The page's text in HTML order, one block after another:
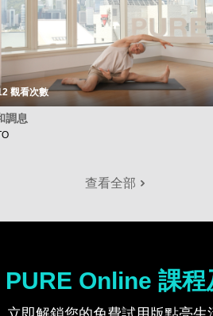
觀看次數
調息
查看全部
Online 課程